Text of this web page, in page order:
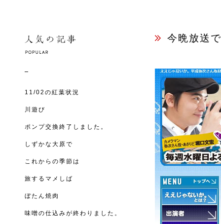
11/02の紅葉状況
川遊び
ポンプ交換終了しました。
しずかな大原で
これからの季節は
旅するマメしば
ぼたん焼肉
味噌の仕込みが終わりました。
今晩放送